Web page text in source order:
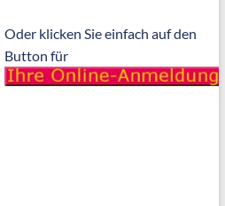
Oder klicken Sie einfach auf den
Button für